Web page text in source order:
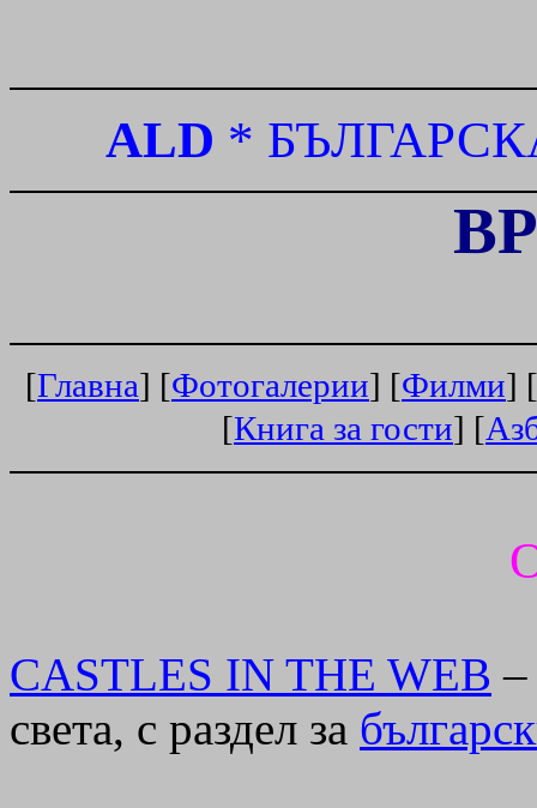
ALD *
[Главна] [Фотогалерии] [Филми] [
[Книга за гости] [
CASTLES IN THE WEB –
света, с раздел за